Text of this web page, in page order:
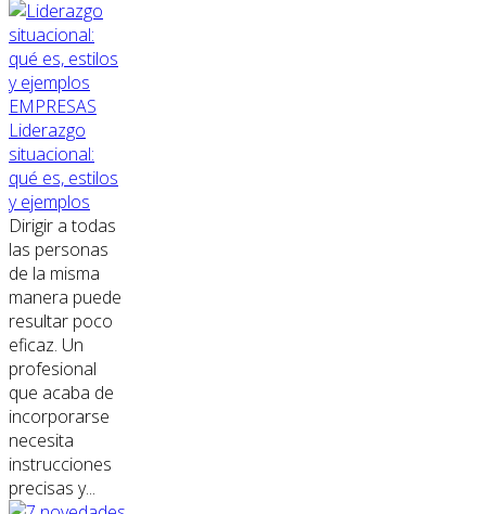
EMPRESAS
Liderazgo
situacional:
qué es, estilos
y ejemplos
Dirigir a todas
las personas
de la misma
manera puede
resultar poco
eficaz. Un
profesional
que acaba de
incorporarse
necesita
instrucciones
precisas y...